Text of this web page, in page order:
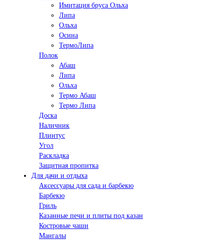
Имитация бруса Ольха
Липа
Ольха
Осина
ТермоЛипа
Полок
Абаш
Липа
Ольха
Термо Абаш
Термо Липа
Доска
Наличник
Плинтус
Угол
Раскладка
Защитная пропитка
Для дачи и отдыха
Аксессуары для сада и барбекю
Барбекю
Гриль
Казанные печи и плиты под казан
Костровые чаши
Мангалы